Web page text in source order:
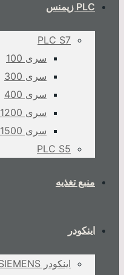
PLC زیمنس
PLC S7
سری 100
سری 300
سری 400
سری 1200
سری 1500
PLC S5
منبع تغذیه
اینکودر
اینکودر SIEMENS